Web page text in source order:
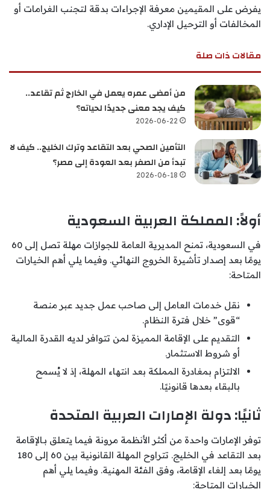
يفرض على المقيمين معرفة الإجراءات بدقة لتجنب الغرامات أو
المخالفات أو الترحيل الإداري.
مقالات ذات صلة
من أمضى عمره يعمل في الخارج ثم تقاعد..
كيف يجد معنى جديدًا لحياته؟
2026-06-22
التأمين الصحي بعد التقاعد وترك الخليج.. كيف لا
تبدأ من الصفر بعد العودة إلى مصر؟
2026-06-18
أولاً: المملكة العربية السعودية
في السعودية، تمنح المديرية العامة للجوازات مهلة تصل إلى 60
يومًا بعد إصدار تأشيرة الخروج النهائي. وفيما يلي أهم الخيارات
المتاحة:
نقل خدمات العامل إلى صاحب عمل جديد عبر منصة
“قوى” خلال فترة النظام.
التقديم على الإقامة المميزة لمن تتوافر لديه القدرة المالية
أو شروط الاستثمار.
الالتزام بمغادرة المملكة بعد انتهاء المهلة، إذ لا يُسمح
بالبقاء بعدها قانونيًا.
ثانيًا: دولة الإمارات العربية المتحدة
توفر الإمارات واحدة من أكثر الأنظمة مرونة فيما يتعلق بـالإقامة
بعد التقاعد في الخليج. تتراوح المهلة القانونية بين 60 إلى 180
يومًا بعد إلغاء الإقامة، وفق الفئة المهنية. وفيما يلي أهم
الخيارات المتاحة: